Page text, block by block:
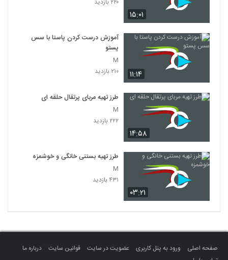
۱۵:۰۱
۱۱:۱۴
آموزش درست کردن پاستا با سس
پستو
M
۲۱۰ بازدید
۱۴:۵۸
طرز تهیه مربای پرتقال حلقه ای
M
۲۲۲ بازدید
۰۳:۲۱
طرز تهیه بستنی خانگی و خوشمزه
M
۴۳۱ بازدید
صفحه اصلی ورود به پنل کاربری عضویت در سایت قوانین سایت
درباره ما